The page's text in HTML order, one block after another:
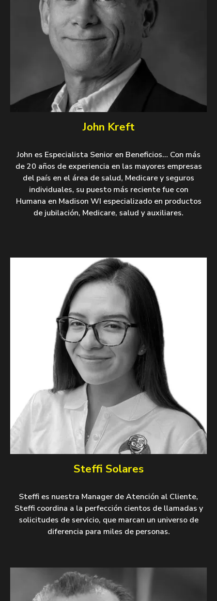
John Kreft
John es Especialista Senior en Beneficios... Con más
de 20 años de experiencia en las mayores empresas
del país en el área de salud, Medicare y seguros
individuales, su puesto más reciente fue con
Humana en Madison WI especializado en productos
de jubilación, Medicare, salud y auxiliares.
Steffi Solares
Steffi es nuestra Manager de Atención al Cliente,
Steffi coordina a la perfección cientos de llamadas y
solicitudes de servicio, que marcan un universo de
diferencia para miles de personas.